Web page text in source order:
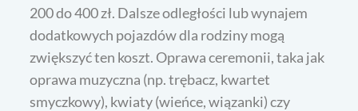
200 do 400 zł. Dalsze odległości lub wynajem
dodatkowych pojazdów dla rodziny mogą
zwiększyć ten koszt. Oprawa ceremonii, taka jak
oprawa muzyczna (np. trębacz, kwartet
smyczkowy), kwiaty (wieńce, wiązanki) czy